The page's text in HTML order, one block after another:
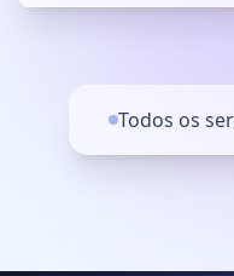
Todos os